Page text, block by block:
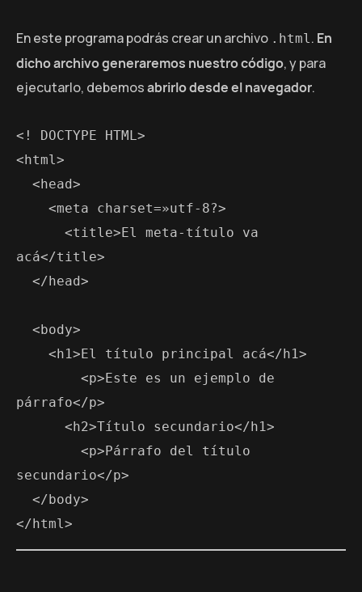
En este programa podrás crear un archivo .html. En
dicho archivo generaremos nuestro código, y para
ejecutarlo, debemosabrirlo desde el navegador.
<! DOCTYPE HTML>
<html>
acá</title>
párrafo</p>
secundario</p>
</html>